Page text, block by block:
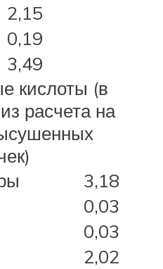
2,15
0,19
3,49
кислоты (в
расчета на
3,18
0,03
0,03
2,02